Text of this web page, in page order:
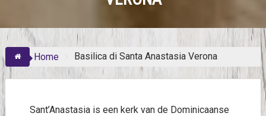
Home Basilica di Santa Anastasia Verona
Sant’Anastasia is een kerk van de Dominicaanse